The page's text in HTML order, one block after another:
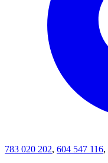
783 020 202, 604 547 116,